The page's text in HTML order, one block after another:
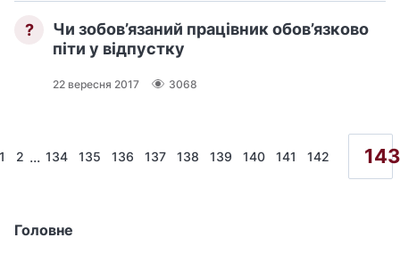
Головне
?
Чи зобов’язаний працівник обов’язково
піти у відпустку
22 вересня 2017 3068
1 2 ... 134 135 136 137 138 139 140 141 142 143